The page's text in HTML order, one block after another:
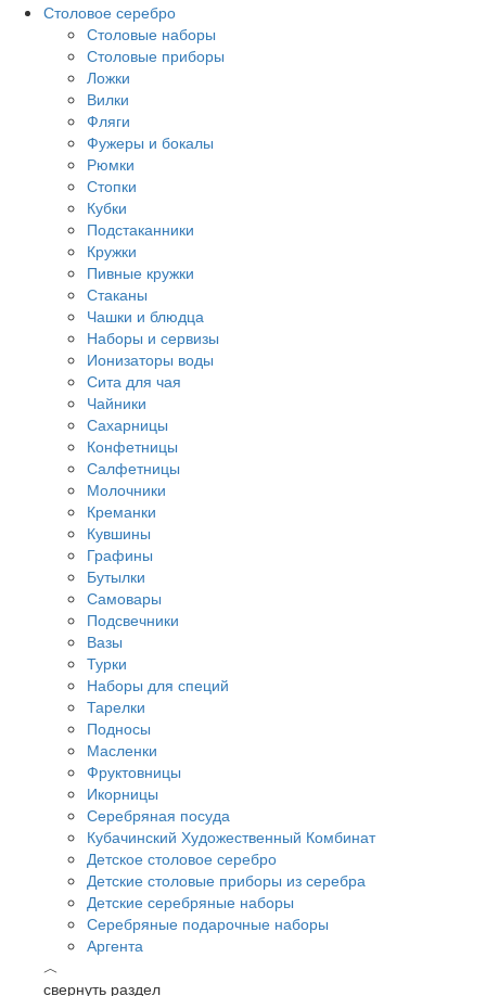
Столовое серебро
Столовые наборы
Столовые приборы
Ложки
Вилки
Фляги
Фужеры и бокалы
Рюмки
Стопки
Кубки
Подстаканники
Кружки
Пивные кружки
Стаканы
Чашки и блюдца
Наборы и сервизы
Ионизаторы воды
Сита для чая
Чайники
Сахарницы
Конфетницы
Салфетницы
Молочники
Креманки
Кувшины
Графины
Бутылки
Самовары
Подсвечники
Вазы
Турки
Наборы для специй
Тарелки
Подносы
Масленки
Фруктовницы
Икорницы
Серебряная посуда
Кубачинский Художественный Комбинат
Детское столовое серебро
Детские столовые приборы из серебра
Детские серебряные наборы
Серебряные подарочные наборы
Аргента
︿
свернуть раздел